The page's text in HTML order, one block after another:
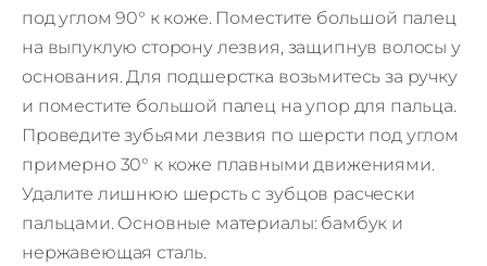
под углом 90° к коже. Поместите большой палец
на выпуклую сторону лезвия, защипнув волосы у
основания. Для подшерстка возьмитесь за ручку
и поместите большой палец на упор для пальца.
Проведите зубьями лезвия по шерсти под углом
примерно 30° к коже плавными движениями.
Удалите лишнюю шерсть с зубцов расчески
пальцами. Основные материалы: бамбук и
нержавеющая сталь.